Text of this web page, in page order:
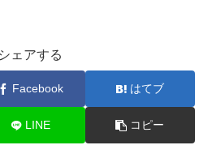
シェアする
Facebook はてブ
LINE コピー